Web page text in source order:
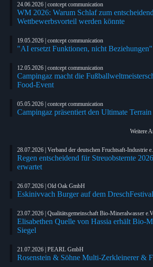
24.06.2026 | contcept communication
WM 2026: Warum Schlaf zum
Wettbewerbsvorteil werden könnte
19.05.2026 | contcept communication
"AI ersetzt Funktionen, nicht Beziehungen"
12.05.2026 | contcept communication
Campingaz macht die
Food-Event
05.05.2026 | contcept communication
Campingaz präsentiert den Ultimate
Weitere
28.07.2026 | Verband der deutschen Fruchtsaft-Industrie
Regen entscheidend für Streuobsternte
erwartet
26.07.2026 | Old Oak GmbH
Eskinivvach Burger auf dem
23.07.2026 | Qualitätsgemeinschaft Bio-Mineralwasser
Elisabethen Quelle von Hassia erhält Bio-
Siegel
21.07.2026 | PEARL GmbH
Rosenstein & Söhne Multi-Zerkleinerer &